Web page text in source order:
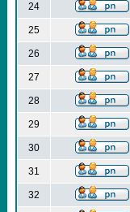
24
25
26
27
28
29
30
31
32